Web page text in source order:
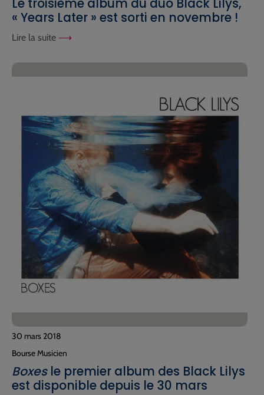
« Years Later » est sorti en novembre !
Lire la suite
30 mars 2018
Bourse Musicien
Boxesle premier album des Black Lilys
est disponible depuis le 30 mars